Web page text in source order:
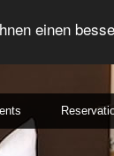
einen